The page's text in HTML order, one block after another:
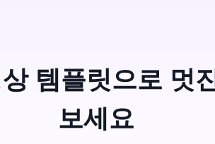
템플릿으로 멋
보세요